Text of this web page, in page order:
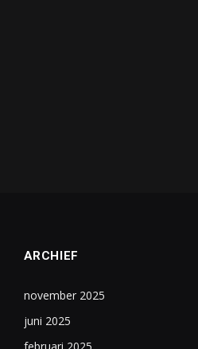
ARCHIEF
november 2025
juni 2025